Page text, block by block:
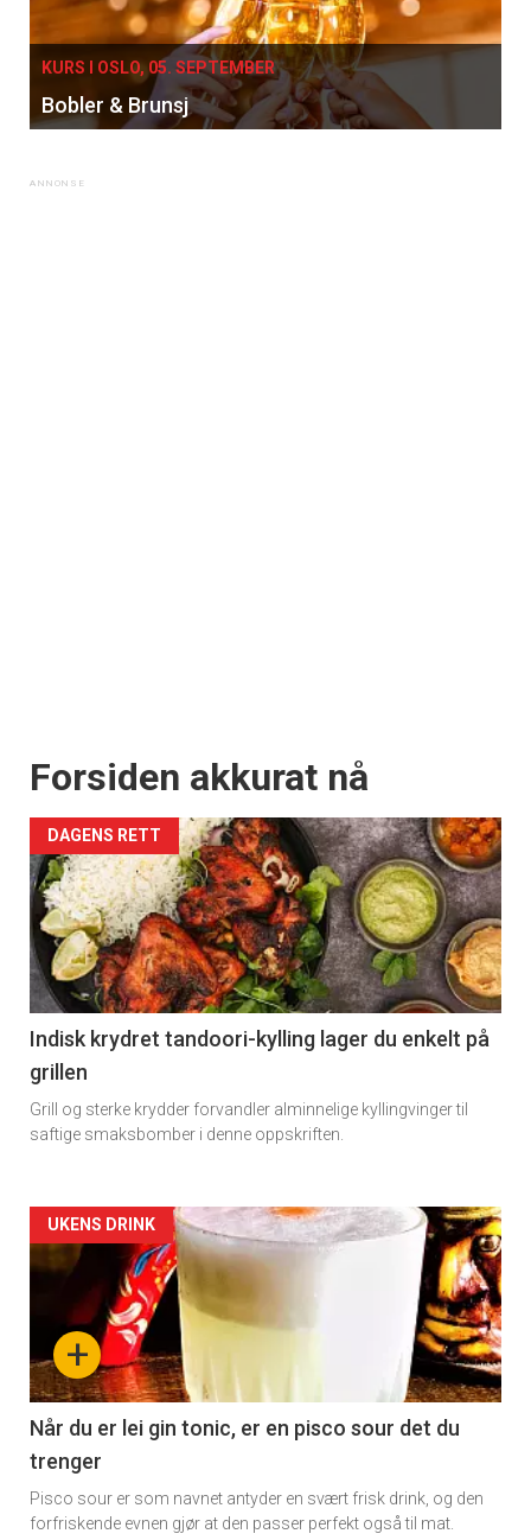
KURS I OSLO, 05. SEPTEMBER
Bobler & Brunsj
Forsiden akkurat nå
DAGENS RETT
Indisk krydret tandoori-kylling lager du enkelt på
grillen
Grill og sterke krydder forvandler alminnelige kyllingvinger til
saftige smaksbomber i denne oppskriften.
Forsiden
akkurat
nå
-
2
+
UKENS DRINK
Når du er lei gin tonic, er en pisco sour det du
trenger
Pisco sour er som navnet antyder en svært frisk drink, og den
forfriskende evnen gjør at den passer perfekt også til mat.